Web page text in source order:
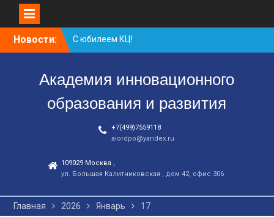
Новости:
С юбилеем КЦ!
Координационному
Заседание рабочей
группа
Академия инновационного
образования и развития
+7(499)7559118
aiordpo@yandex.ru
109029 Москва ,
ул. Большая Калитниковская , дом 42, офис 306
Главная 2026 Январь 17